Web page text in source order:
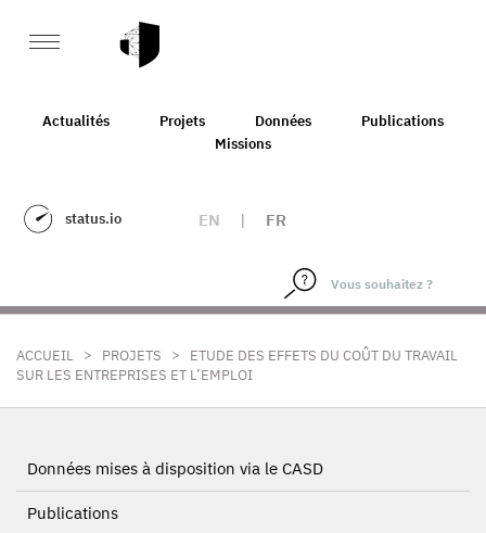
Actualités Projets Données
Publications
Missions
status.io EN | FR
ACCUEIL > PROJETS >
ETUDE DES EFFETS DU COÛT DU TRAVAIL
SUR LES ENTREPRISES ET L’EMPLOI
Données mises à disposition via le CASD
Publications